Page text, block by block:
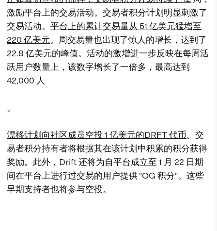
激励平台上的交易活动。交易者积分计划明显刺激了
交易活动。 平台上的累计交易量从 51 亿美元猛增至
220 亿美元。周交易量也出现了惊人的增长，达到了
22.8 亿美元的峰值。活动的激增进一步反映在每周活
跃用户数量上，该数字增长了一倍多，最高达到
42,000 人
。
漂移计划向社区成员空投 1 亿美元的DRFT 代币。交
易者积分持有者将根据其在该计划中积累的积分获得
奖励。此外，Drift 还将为自平台成立至 1 月 22 日期
间在平台上进行过交易的用户提供 "OG 积分"。这些
早期支持者也将参与空投。